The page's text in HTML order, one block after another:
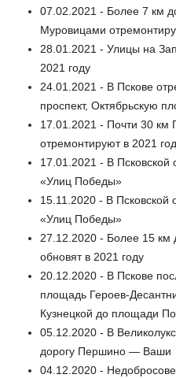
07.02.2021 - Более 7 км
Муровицами
28.01.2021 - Улицы на
2021 году
24.01.2021 - В Пскове
проспект, Октябрьскую
17.01.2021 - Почти 30 км
отремонтируют в 2021
17.01.2021 - В Псковской
«Улиц Победы»
15.11.2020 - В Псковской
«Улиц Победы»
27.12.2020 - Более 15
обновят в 2021 году
20.12.2020 - В Пскове
площадь Героев-
Кузнецкой до площади
05.12.2020 - В
дорогу Першино — Ваши
04.12.2020 -